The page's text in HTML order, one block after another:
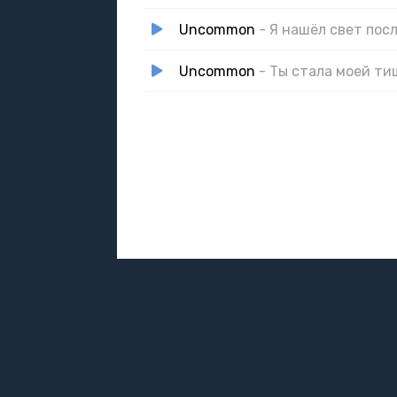
Uncommon - Я нашёл свет
Uncommon - Ты стала моей